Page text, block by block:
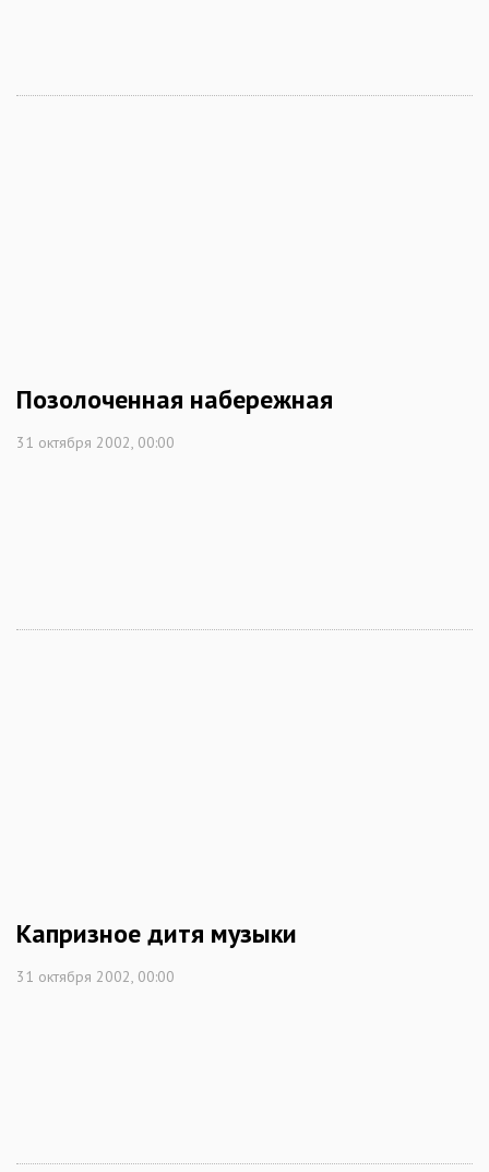
Позолоченная набережная
31 октября 2002, 00:00
Капризное дитя музыки
31 октября 2002, 00:00